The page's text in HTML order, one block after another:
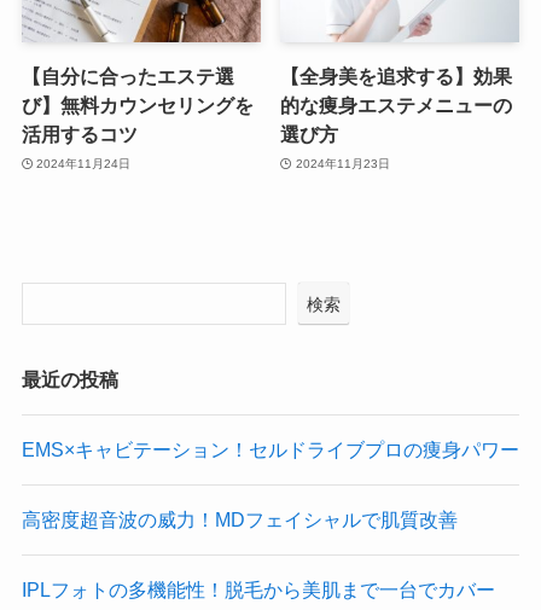
【自分に合ったエステ選
び】無料カウンセリングを
活用するコツ
2024年11月24日
【全身美を追求する】効果
的な痩身エステメニューの
選び方
2024年11月23日
検索
最近の投稿
EMS×キャビテーション！セルドライブプロの痩身パワー
高密度超音波の威力！MDフェイシャルで肌質改善
IPLフォトの多機能性！脱毛から美肌まで一台でカバー